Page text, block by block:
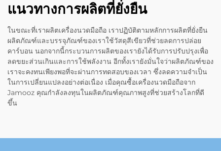
แนวทางการผลิตที่ยั่งยืน
ในขณะที่เราผลิตเครื่องนวดมือถือ เราปฏิบัติตามหลักการผลิตที่ยั่งยืน
ผลิตภัณฑ์และบรรจุภัณฑ์ของเราใช้วัสดุสีเขียวที่ช่วยลดการปล่อย
คาร์บอน นอกจากนี้กระบวนการผลิตของเรายังได้รับการปรับปรุงเพื่อ
ลดขยะส่วนเกินและการใช้พลังงาน อีกทั้งเรายังมั่นใจว่าผลิตภัณฑ์ของ
เราจะคงทนเพียงพอที่จะผ่านการทดสอบของเวลา ซึ่งลดความจำเป็น
ในการเปลี่ยนแปลงอย่างต่อเนื่อง เมื่อคุณซื้อเครื่องนวดมือถือจาก
Jamooz คุณกำลังลงทุนในผลิตภัณฑ์คุณภาพสูงที่ช่วยสร้างโลกที่ดี
ขึ้น